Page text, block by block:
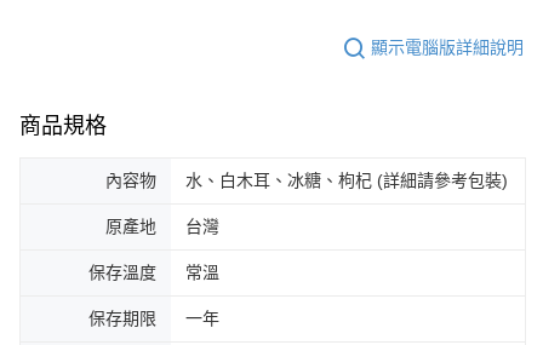
顯示電腦版詳細說明
商品規格
內容物 水、白木耳、冰糖、枸杞 (詳細請參考包裝)
原產地 台灣
保存溫度 常溫
保存期限 一年